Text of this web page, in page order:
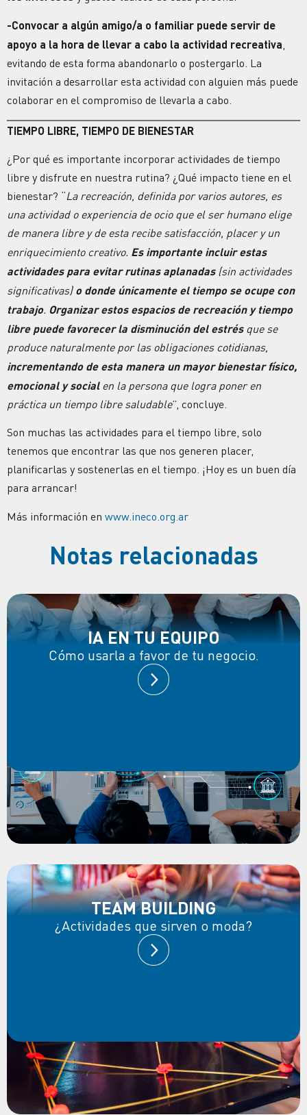
-Convocar a algún amigo/a o familiar puede servir de
apoyo a la hora de llevar a cabo la actividad recreativa,
evitando de esta forma abandonarlo o postergarlo. La
invitación a desarrollar esta actividad con alguien más puede
colaborar en el compromiso de llevarla a cabo.
TIEMPO LIBRE, TIEMPO DE BIENESTAR
¿Por qué es importante incorporar actividades de tiempo
libre y disfrute en nuestra rutina? ¿Qué impacto tiene en el
bienestar? “La recreación, definida por varios autores, es
una actividad o experiencia de ocio que el ser humano elige
de manera libre y de esta recibe satisfacción, placer y un
enriquecimiento creativo. Es importante incluir estas
actividades para evitar rutinas aplanadas(sin actividades
significativas) o donde únicamente el tiempo se ocupe con
trabajo. Organizar estos espacios de recreación y tiempo
libre puede favorecer la disminución del estrés que se
produce naturalmente por las obligaciones cotidianas,
incrementando de esta manera un mayor bienestar físico,
emocional y socialen la persona que logra poner en
práctica un tiempo libre saludable”, concluye.
Son muchas las actividades para el tiempo libre, solo
tenemos que encontrar las que nos generen placer,
planificarlas y sostenerlas en el tiempo. ¡Hoy es un buen día
para arrancar!
Más información en www.ineco.org.ar
Notas relacionadas
IA EN TU EQUIPO
Cómo usarla a favor de tu negocio.
TEAM BUILDING
¿Actividades que sirven o moda?